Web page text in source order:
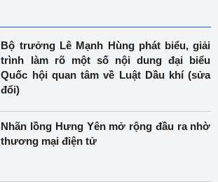
Bộ trưởng Lê Mạnh Hùng phát biểu, giải
trình làm rõ một số nội dung đại biểu
Quốc hội quan tâm về Luật Dầu khí (sửa
đổi)
Nhãn lồng Hưng Yên mở rộng đầu ra nhờ
thương mại điện tử